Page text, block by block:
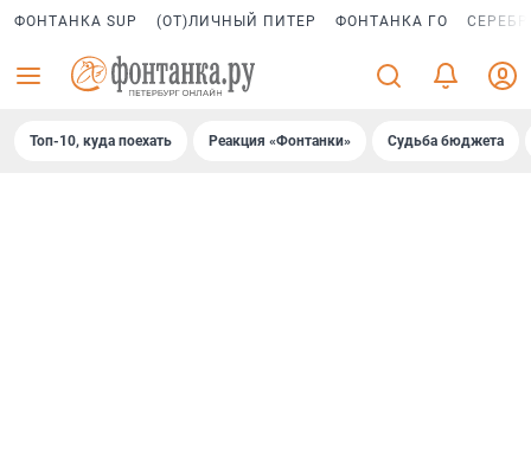
ФОНТАНКА SUP (ОТ)ЛИЧНЫЙ ПИТЕР ФОНТАНКА ГО
Топ-10, куда поехать Реакция «Фонтанки» Судьба бюджета